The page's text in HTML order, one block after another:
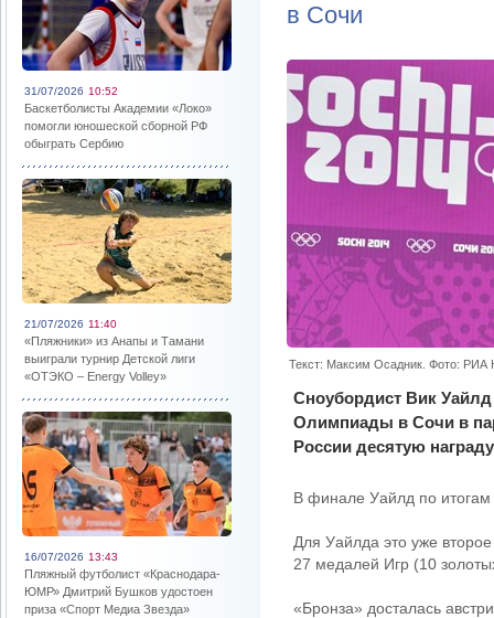
31/07/2026 10:52
Баскетболисты Академии «Локо»
помогли юношеской сборной РФ
обыграть Сербию
21/07/2026 11:40
«Пляжники» из Анапы и Тамани
выиграли турнир Детской лиги
«ОТЭКО – Energy Volley»
16/07/2026 13:43
Пляжный футболист «Краснодара-
ЮМР» Дмитрий Бушков удостоен
приза «Спорт Медиа Звезда»
в Сочи
Текст: Максим Осадник. Фото: РИА
Сноубордист Вик
Олимпиады в Сочи в
России десятую
В финале Уайлд по
Для Уайлда это уже
27 медалей Игр (10
«Бронза» досталась